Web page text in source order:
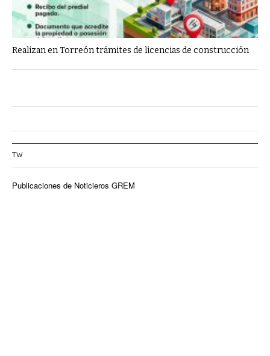
Realizan en Torreón trámites de licencias de construcción
TW
Publicaciones de Noticieros GREM